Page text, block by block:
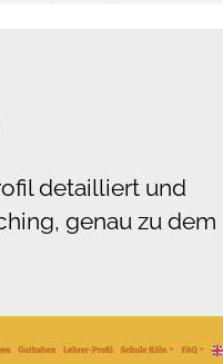
detailliert und
genau zu dem